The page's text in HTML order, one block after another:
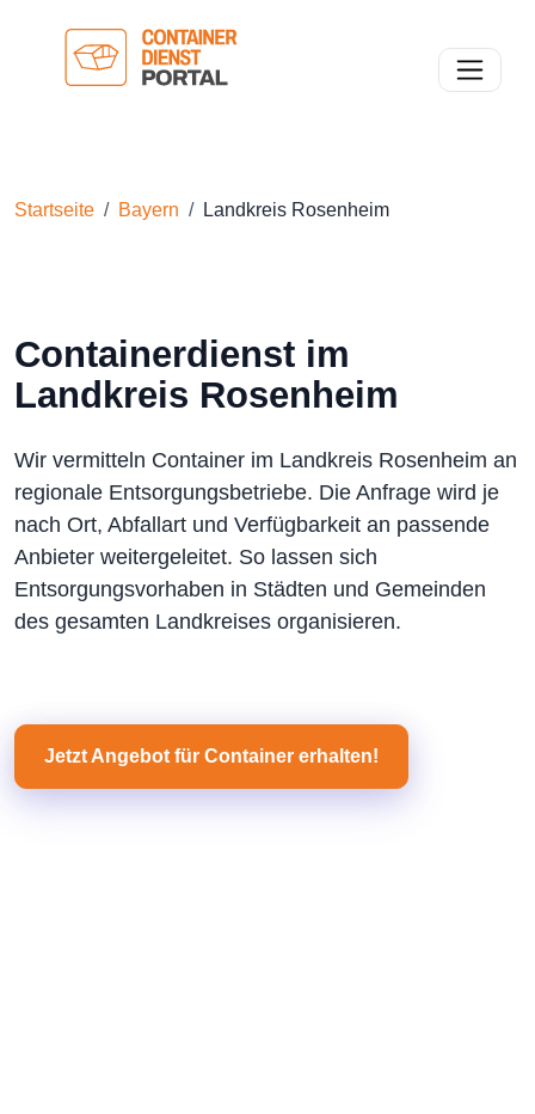
Toggle
Startseite Bayern Landkreis Rosenheim
Containerdienst im
Landkreis Rosenheim
Wir vermitteln Container im Landkreis Rosenheim an
regionale Entsorgungsbetriebe. Die Anfrage wird je
nach Ort, Abfallart und Verfügbarkeit an passende
Anbieter weitergeleitet. So lassen sich
Entsorgungsvorhaben in Städten und Gemeinden
des gesamten Landkreises organisieren.
Jetzt Angebot für Container erhalten!